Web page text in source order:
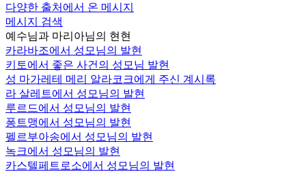
다양한 출처에서 온 메시지
메시지 검색
예수님과 마리아님의 현현
카라바조에서 성모님의 발현
키토에서 좋은 사건의 성모님 발현
성 마가레테 메리 알라코크에게 주신 계시록
라 살레트에서 성모님의 발현
루르드에서 성모님의 발현
퐁트맹에서 성모님의 발현
펠르부아송에서 성모님의 발현
녹크에서 성모님의 발현
카스텔페트로소에서 성모님의 발현